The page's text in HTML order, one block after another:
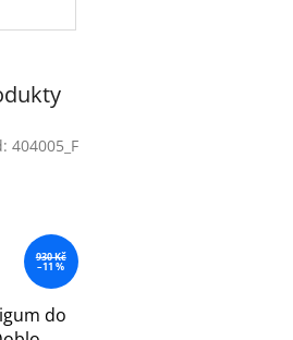
930 Kč
–11 %
do
404005_F